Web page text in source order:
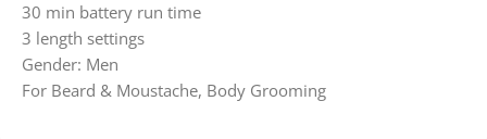
30 min battery run time
3 length settings
Gender: Men
For Beard & Moustache, Body Grooming